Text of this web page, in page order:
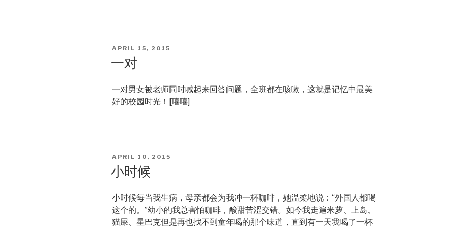
POSTED
APRIL 15, 2015
一对
一对男女被老师同时喊起来回答问题，全班都在咳嗽，这就是记忆中最美
好的校园时光！[嘻嘻]
POSTED
ON
APRIL 10, 2015
小时候
小时候每当我生病，母亲都会为我冲一杯咖啡，她温柔地说：“外国人都喝
这个的。”幼小的我总害怕咖啡，酸甜苦涩交错。如今我走遍米萝、上岛、
猫屎、星巴克但是再也找不到童年喝的那个味道，直到有一天我喝了一杯